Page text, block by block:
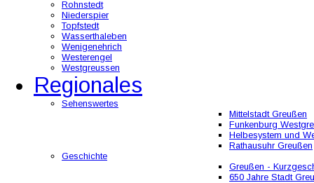
Rohnstedt
Niederspier
Topfstedt
Wasserthaleben
Wenigenehrich
Westerengel
Westgreussen
Regionales
Sehenswertes
Mittelstadt Greußen
Funkenburg
Helbesystem und
Rathausuhr Greußen
Geschichte
Greußen -
650 Jahre Stadt